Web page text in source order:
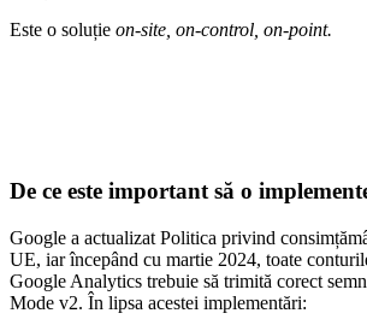
Este o soluție on-site, on-control, on-point.
De ce este important să o
Google a actualizat Politica privind
UE, iar începând cu martie 2024, toate
Google Analytics trebuie să trimită corect
Mode v2. În lipsa acestei implementări: